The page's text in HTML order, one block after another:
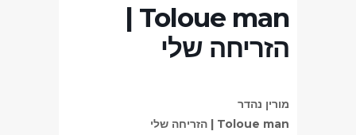
Toloue man |
הזריחה שלי
מורין נהדר
Toloue man | הזריחה שלי